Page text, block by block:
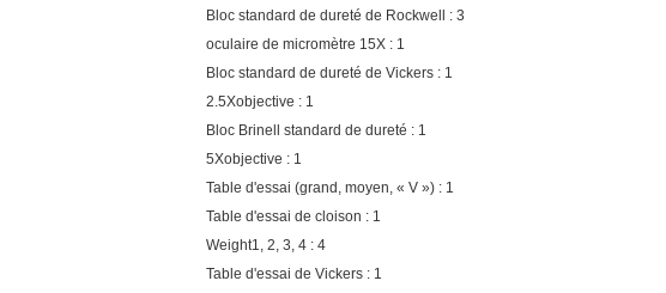
Bloc standard de dureté de Rockwell : 3
oculaire de micromètre 15X : 1
Bloc standard de dureté de Vickers : 1
2.5Xobjective : 1
Bloc Brinell standard de dureté : 1
5Xobjective : 1
Table d'essai (grand, moyen, « V ») : 1
Table d'essai de cloison : 1
Weight1, 2, 3, 4 : 4
Table d'essai de Vickers : 1